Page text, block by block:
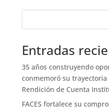
Entradas
35 años construyendo
conmemoró su trayectoria
Rendición de Cuenta
FACES fortalece su